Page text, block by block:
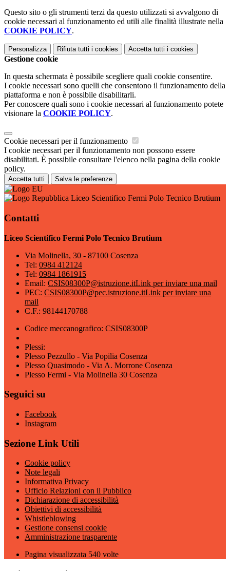
Questo sito o gli strumenti terzi da questo utilizzati si avvalgono di
cookie necessari al funzionamento ed utili alle finalità illustrate nella
COOKIE POLICY.
Personalizza Rifiuta tutti i cookies Accetta tutti i cookies
Gestione cookie
In questa schermata è possibile scegliere quali cookie consentire.
I cookie necessari sono quelli che consentono il funzionamento della
piattaforma e non è possibile disabilitarli.
Per conoscere quali sono i cookie necessari al funzionamento potete
visionare la COOKIE POLICY.
Cookie necessari per il funzionamento
I cookie necessari per il funzionamento non possono essere
disabilitati. È possibile consultare l'elenco nella pagina della cookie
policy.
Accetta tutti Salva le preferenze
Liceo Scientifico Fermi Polo Tecnico Brutium
Contatti
Liceo Scientifico Fermi Polo Tecnico Brutium
Via Molinella, 30 - 87100 Cosenza
Tel: 0984 412124
Tel: 0984 1861915
Email: CSIS08300P@istruzione.itLink per inviare una mail
PEC: CSIS08300P@pec.istruzione.itLink per inviare una
mail
C.F.: 98144170788
Codice meccanografico: CSIS08300P
Plessi:
Plesso Pezzullo - Via Popilia Cosenza
Plesso Quasimodo - Via A. Morrone Cosenza
Plesso Fermi - Via Molinella 30 Cosenza
Seguici su
Facebook
Instagram
Sezione Link Utili
Cookie policy
Note legali
Informativa Privacy
Ufficio Relazioni con il Pubblico
Dichiarazione di accessibilità
Obiettivi di accessibilità
Whistleblowing
Gestione consensi cookie
Amministrazione trasparente
Pagina visualizzata 540 volte